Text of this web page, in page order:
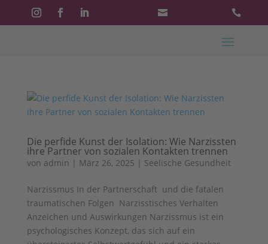
 
Die perfide Kunst der Isolation: Wie Narzissten
ihre Partner von sozialen Kontakten trennen
von admin | März 26, 2025 | Seelische Gesundheit
Narzissmus In der Partnerschaft und die fatalen
traumatischen Folgen Narzisstisches Verhalten
Anzeichen und Auswirkungen Narzissmus ist ein
psychologisches Konzept, das sich auf ein